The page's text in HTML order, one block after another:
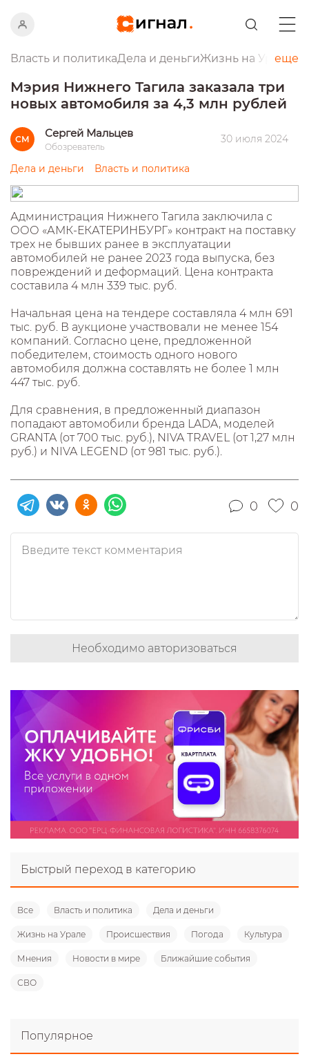
Власть и политикаДела и деньгиЖизнь на Урале
еще
Мэрия Нижнего Тагила заказала три
новых автомобиля за 4,3 млн рублей
СМ Сергей Мальцев
Обозреватель
30 июля 2024
Дела и деньги Власть и политика
Администрация Нижнего Тагила заключила с
ООО «АМК-ЕКАТЕРИНБУРГ» контракт на поставку
трех не бывших ранее в эксплуатации
автомобилей не ранее 2023 года выпуска, без
повреждений и деформаций. Цена контракта
составила 4 млн 339 тыс. руб.
Начальная цена на тендере составляла 4 млн 691
тыс. руб. В аукционе участвовали не менее 154
компаний. Согласно цене, предложенной
победителем, стоимость одного нового
автомобиля должна составлять не более 1 млн
447 тыс. руб.
Для сравнения, в предложенный диапазон
попадают автомобили бренда LADA, моделей
GRANTA (от 700 тыс. руб.), NIVA TRAVEL (от 1,27 млн
руб.) и NIVA LEGEND (от 981 тыс. руб.).
0 0
Необходимо авторизоваться
Быстрый переход в категорию
Все Власть и политика Дела и деньги
Жизнь на Урале Происшествия Погода Культура
Мнения Новости в мире Ближайшие события
СВО
Популярное